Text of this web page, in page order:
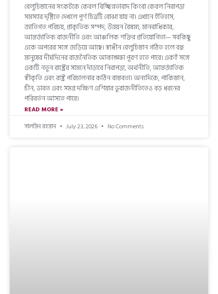
বেলুচিস্তানের সংকটকে কেবল বিচ্ছিন্নতাবাদ কিংবা কেবল নিরাপত্তা
সমস্যার দৃষ্টিতে দেখলে পূর্ণ চিত্রটি বোঝা যায় না। এখানে ইতিহাস,
জাতিগত পরিচয়, প্রাকৃতিক সম্পদ, উন্নয়ন বৈষম্য, মানবাধিকার,
আন্তর্জাতিক রাজনীতি এবং আঞ্চলিক শক্তির প্রতিযোগিতা— সবকিছু
একে অপরের সঙ্গে জড়িয়ে আছে। স্বাধীন বেলুচিস্তান গঠিত হলে বহু
মানুষের দীর্ঘদিনের রাজনৈতিক আকাঙ্ক্ষা পূরণ হতে পারে। একই সঙ্গে
একটি নতুন রাষ্ট্রের সামনে দাঁড়াবে নিরাপত্তা, অর্থনীতি, আন্তর্জাতিক
স্বীকৃতি এবং রাষ্ট্র পরিচালনার কঠিন বাস্তবতা। অন্যদিকে, পাকিস্তান,
চীন, ভারত এবং সমগ্র দক্ষিণ এশিয়ার ভূরাজনীতিতেও বড় ধরনের
পরিবর্তন আসতে পারে।
READ MORE »
সালমিন রহমান
July 23, 2026 No Comments